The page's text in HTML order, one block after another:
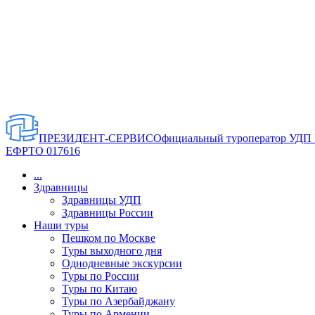
ПРЕЗИДЕНТ-СЕРВИСОфициальный туроператор
ЕФРТО 017616
...
Здравницы
Здравницы УДП
Здравницы России
Наши туры
Пешком по Москве
Туры выходного дня
Однодневные экскурсии
Туры по России
Туры по Китаю
Туры по Азербайджану